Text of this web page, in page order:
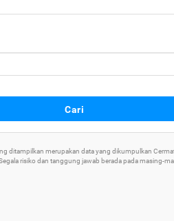
Cari
ditampilkan merupakan data yang dikumpulkan
risiko dan tanggung jawab berada pada masing-